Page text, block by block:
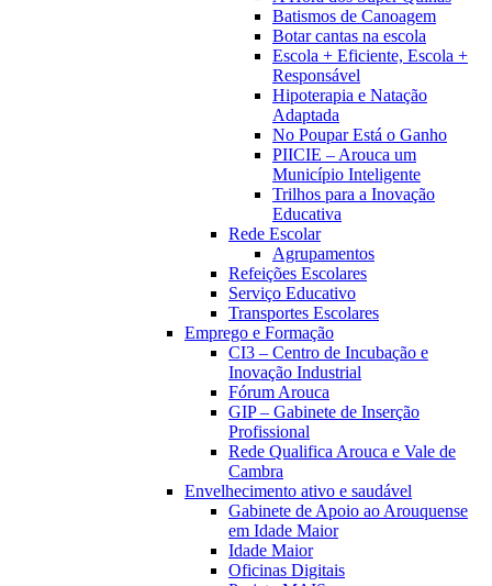
Batismos de Canoagem
Botar cantas na escola
Escola + Eficiente, Escola +
Responsável
Hipoterapia e Natação
Adaptada
No Poupar Está o Ganho
PIICIE – Arouca um
Município Inteligente
Trilhos para a Inovação
Educativa
Rede Escolar
Agrupamentos
Refeições Escolares
Serviço Educativo
Transportes Escolares
Emprego e Formação
CI3 – Centro de Incubação e
Inovação Industrial
Fórum Arouca
GIP – Gabinete de Inserção
Profissional
Rede Qualifica Arouca e Vale de
Cambra
Envelhecimento ativo e saudável
Gabinete de Apoio ao Arouquense
em Idade Maior
Idade Maior
Oficinas Digitais